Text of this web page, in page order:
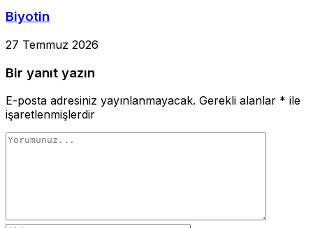
Biyotin
27 Temmuz 2026
Bir yanıt yazın
E-posta adresiniz yayınlanmayacak. Gerekli alanlar * ile
işaretlenmişlerdir